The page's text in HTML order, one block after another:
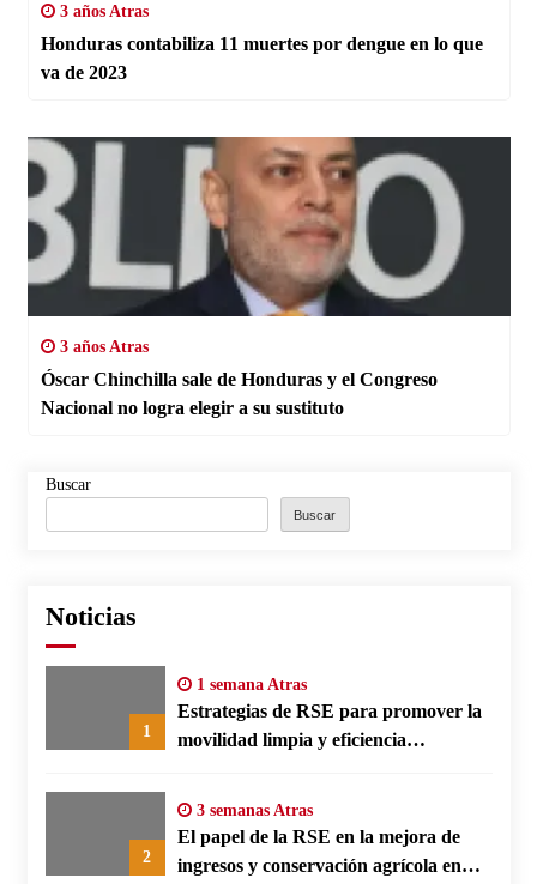
3 años Atras
Honduras contabiliza 11 muertes por dengue en lo que
va de 2023
3 años Atras
Óscar Chinchilla sale de Honduras y el Congreso
Nacional no logra elegir a su sustituto
Buscar
Buscar
Noticias
1
1 semana Atras
Estrategias de RSE para promover la
movilidad limpia y eficiencia
2
3 semanas Atras
El papel de la RSE en la mejora de
ingresos y conservación agrícola en